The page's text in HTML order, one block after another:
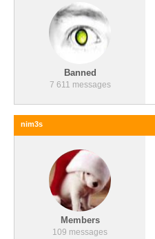
Banned
7 611 messages
nim3s
Members
109 messages